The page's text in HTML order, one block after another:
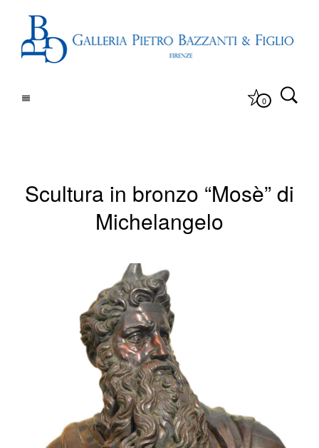
0
Scultura in bronzo “Mosè” di
Michelangelo